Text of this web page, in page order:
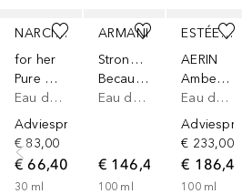
NARCISO RODRIGUEZ
for her
Pure Musc Eau de Parfum
Eau de parfum
Adviesprijs*
€ 83,00
€ 66,40
30 ml
ARMANI
Stronger With You
Because It’s You
Eau de parfum
€ 146,49
100 ml
ESTÉE LAUDER
AERIN
Amber Musk Eau de Parfum
Eau de parfum
€ 233,00
€ 186,40
100 ml